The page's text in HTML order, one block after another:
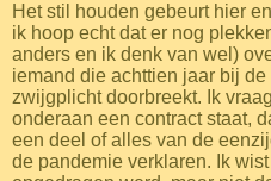
Het stil houden gebeurt hier
ik hoop echt dat er nog
anders en ik denk van wel)
iemand die achttien jaar bij
zwijgplicht doorbreekt. Ik
onderaan een contract staat,
een deel of alles van de
de pandemie verklaren. Ik